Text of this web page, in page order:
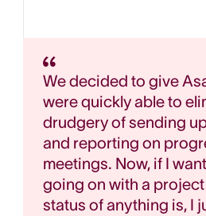
We decided to give
were quickly able to
drudgery of sending
and reporting on
meetings. Now, if I
going on with a
status of anything is, I